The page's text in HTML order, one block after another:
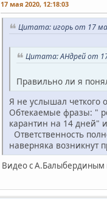
17 мая 2020, 12:18:03
Цитата: игорь от 17
Цитата: АHдрей от
Правильно ли я
Я не услышал четкого
Обтекаемые фразы: "
карантин на 14 дней"
Ответственность
наверняка возникнут
Видео с А.Балыбердиным